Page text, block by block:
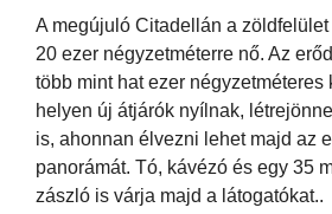
A megújuló Citadellán a
20 ezer négyzetméterre nő. Az
több mint hat ezer négyzetméteres
helyen új átjárók nyílnak,
is, ahonnan élvezni lehet majd az
panorámát. Tó, kávézó és egy 35
zászló is várja majd a látogatókat..